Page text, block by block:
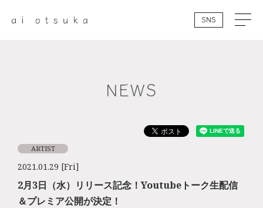
SNS
NEWS
2021.01.29 [Fri]
ARTIST
2月3日（水）リリース記念！Youtubeトーク生配信
＆プレミア公開が決定！